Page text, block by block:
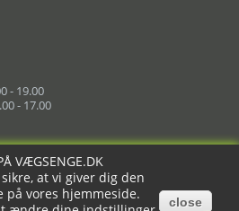
VÆGSENGE.DK
at vi giver dig den
på vores hjemmeside.
close
- 19.00
- 17.00
VÆGSENGE.DK
at vi giver dig den
på vores hjemmeside.
close
Vivoda.dk™